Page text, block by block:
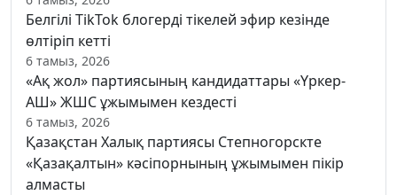
Белгілі TikTok блогерді тікелей эфир кезінде
өлтіріп кетті
6 тамыз, 2026
«Ақ жол» партиясының кандидаттары «Үркер-
АШ» ЖШС ұжымымен кездесті
6 тамыз, 2026
Қазақстан Халық партиясы Степногорскте
«Қазақалтын» кәсіпорнының ұжымымен пікір
алмасты